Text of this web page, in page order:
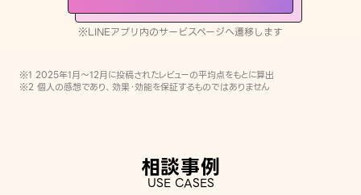
※LINEアプリ内のサービスページへ遷移します
※1 2025年1月〜12月に投稿されたレビューの平均点をもとに算出
※2 個人の感想であり、効果・効能を保証するものではありません
相談事例
USE CASES